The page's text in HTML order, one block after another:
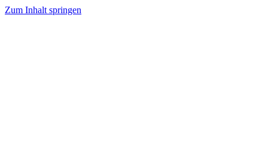
Zum Inhalt springen